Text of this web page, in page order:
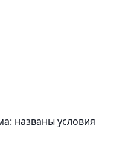
названы условия